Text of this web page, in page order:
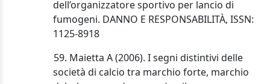
dell’organizzatore sportivo per lancio di
fumogeni. DANNO E RESPONSABILITÀ, ISSN:
1125-8918
59. Maietta A (2006). I segni distintivi delle
società di calcio tra marchio forte, marchio